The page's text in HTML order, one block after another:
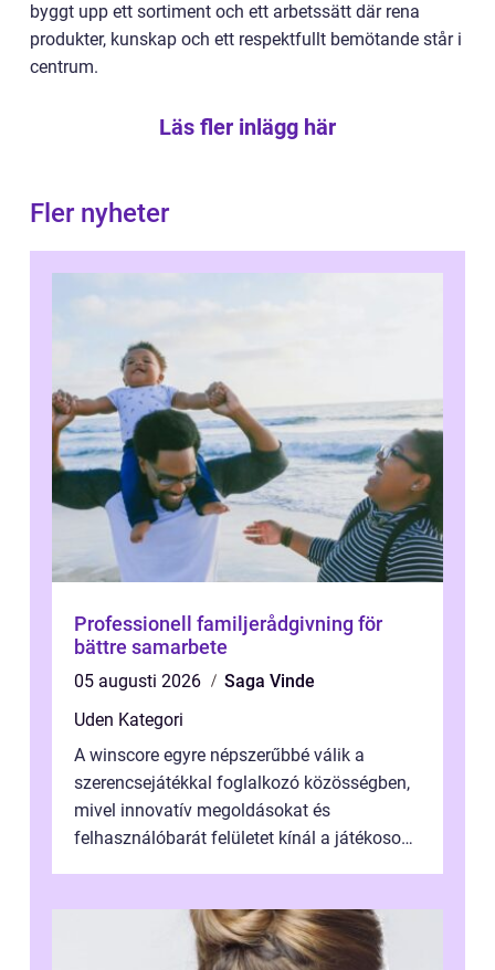
byggt upp ett sortiment och ett arbetssätt där rena
produkter, kunskap och ett respektfullt bemötande står i
centrum.
Läs fler inlägg här
Fler nyheter
Professionell familjerådgivning för
bättre samarbete
05 augusti 2026
Saga Vinde
Uden Kategori
A winscore egyre népszerűbbé válik a
szerencsejátékkal foglalkozó közösségben,
mivel innovatív megoldásokat és
felhasználóbarát felületet kínál a játékosok